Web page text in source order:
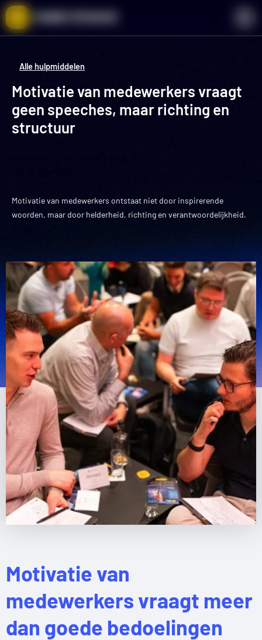
Ga
naar
de
Alle hulpmiddelen
Motivatie van medewerkers vraagt
geen speeches, maar richting en
structuur
Motivatie van medewerkers ontstaat niet door inspirerende
woorden, maar door helderheid, richting en verantwoordelijkheid.
Motivatie van
medewerkers vraagt meer
dan goede bedoelingen